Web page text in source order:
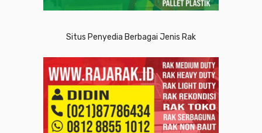
Situs Penyedia Berbagai Jenis Rak